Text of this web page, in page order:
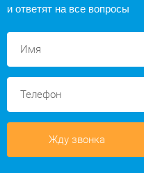
и ответят на все вопросы
Жду звонка